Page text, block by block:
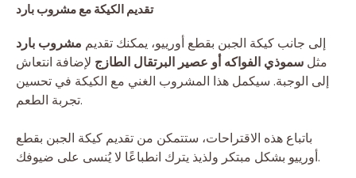
تقديم الكيكة مع مشروب بارد
إلى جانب كيكة الجبن بقطع أورييو، يمكنك تقديم مشروب بارد
مثل سموذي الفواكه أو عصير البرتقال الطازج لإضافة انتعاش
إلى الوجبة. سيكمل هذا المشروب الغني مع الكيكة في تحسين
تجربة الطعم.
باتباع هذه الاقتراحات، ستتمكن من تقديم كيكة الجبن بقطع
أورييو بشكل مبتكر ولذيذ يترك انطباعًا لا يُنسى على ضيوفك.